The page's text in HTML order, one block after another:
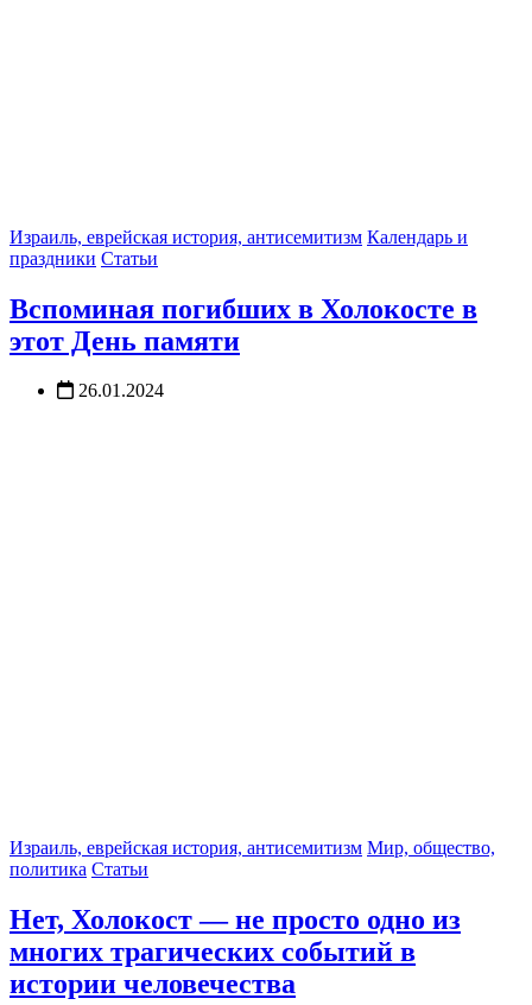
Израиль, еврейская история, антисемитизм Календарь и
праздники Статьи
Вспоминая погибших в Холокосте в
этот День памяти
26.01.2024
Израиль, еврейская история, антисемитизм Мир, общество,
политика Статьи
Нет, Холокост — не просто одно из
многих трагических событий в
истории человечества